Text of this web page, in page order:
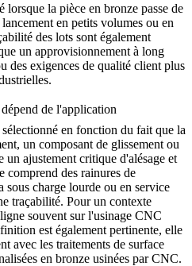
la pièce en bronze passe de
en petits volumes ou en
des lots sont également
un approvisionnement à long
des exigences de qualité client plus
de l'application
en fonction du fait que la
un composant de glissement ou
un ajustement critique d'alésage et
comprend des rainures de
charge lourde ou en service
traçabilité. Pour un contexte
souvent surl'usinage CNC
est également pertinente, elle
avec les traitements de surface
en bronze usinées par CNC.